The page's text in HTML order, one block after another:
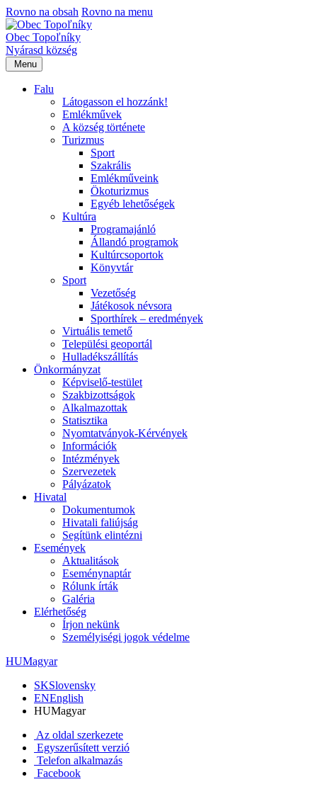
Rovno na obsah Rovno na menu
Obec Topoľníky
Nyárasd község
Menu
Falu
Látogasson el hozzánk!
Emlékművek
A község története
Turizmus
Sport
Szakrális
Emlékműveink
Ökoturizmus
Egyéb lehetőségek
Kultúra
Programajánló
Állandó programok
Kultúrcsoportok
Könyvtár
Sport
Vezetőség
Játékosok névsora
Sporthírek – eredmények
Virtuális temető
Települési geoportál
Hulladékszállítás
Önkormányzat
Képviselő-testület
Szakbizottságok
Alkalmazottak
Statisztika
Nyomtatványok-Kérvények
Információk
Intézmények
Szervezetek
Pályázatok
Hivatal
Dokumentumok
Hivatali faliújság
Segítünk elintézni
Események
Aktualitások
Eseménynaptár
Rólunk írták
Galéria
Elérhetőség
Írjon nekünk
Személyiségi jogok védelme
HUMagyar
SKSlovensky
ENEnglish
HUMagyar
Az oldal szerkezete
Egyszerűsített verzió
Telefon alkalmazás
Facebook